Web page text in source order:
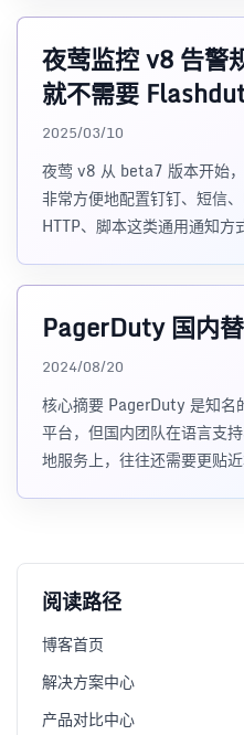
夜莺监控 v8 告警
就不需要
2025/03/10
夜莺 v8 从 beta7 版本开始
非常方便地配置钉钉、短信
HTTP、脚本这类通用通知
PagerDuty 国内
2024/08/20
核心摘要 PagerDuty 是知
平台，但国内团队在语言支
地服务上，往往还需要更贴
阅读路径
博客首页
解决方案中心
产品对比中心